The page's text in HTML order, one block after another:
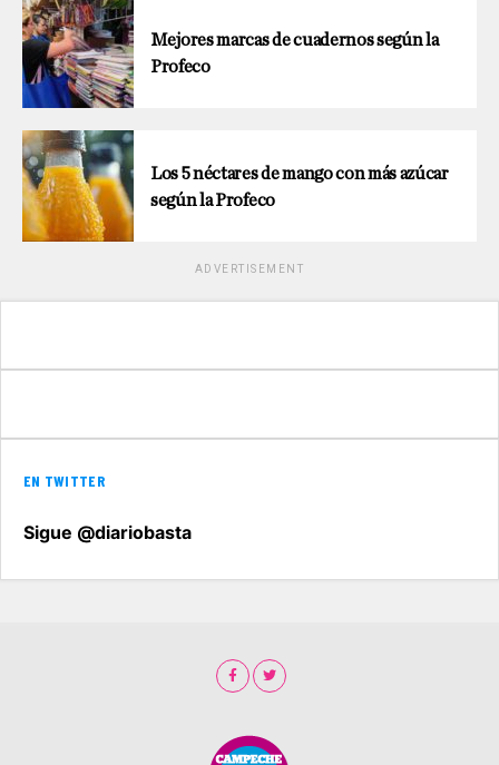
Mejores marcas de cuadernos según la
Profeco
Los 5 néctares de mango con más azúcar
según la Profeco
ADVERTISEMENT
EN TWITTER
Sigue @diariobasta